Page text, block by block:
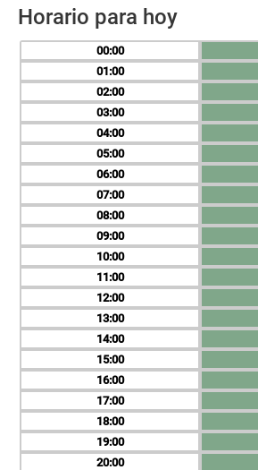
Horario para hoy
00
01
02
03
04
05
06
07
08
09
10
11
12
13
14
15
16
17
18
19
20